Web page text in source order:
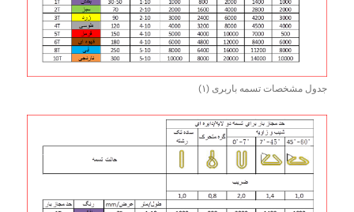
جدول مشخصات تسمه باربری (۱)